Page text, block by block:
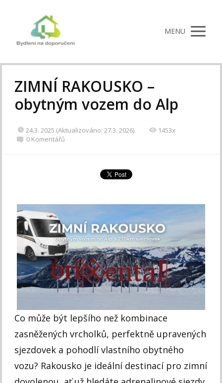
MENU
ZIMNÍ RAKOUSKO –
obytným vozem do Alp
24.3. 2025 (Aktualizováno: 27.3. 2026)
1453x
0 Komentářů
Co může být lepšího než kombinace
zasněžených vrcholků, perfektně upravených
sjezdovek a pohodlí vlastního obytného
vozu? Rakousko je ideální destinací pro zimní